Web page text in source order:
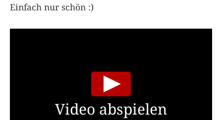
Einfach nur schön :)
Video abspielen